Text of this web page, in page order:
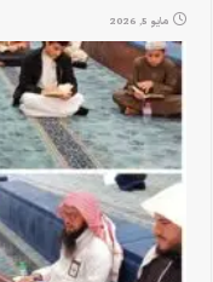
مايو 5, 2026